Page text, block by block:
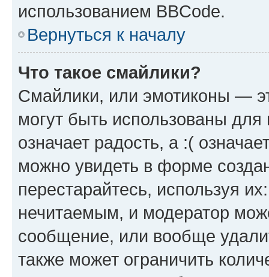
использованием BBCode.
Вернуться к началу
Что такое смайлики?
Смайлики, или эмотиконы —
могут быть использованы
означает радость, а :(
можно увидеть в форме
перестарайтесь, используя
нечитаемым, и модератор
сообщение, или вообще
также может ограничить